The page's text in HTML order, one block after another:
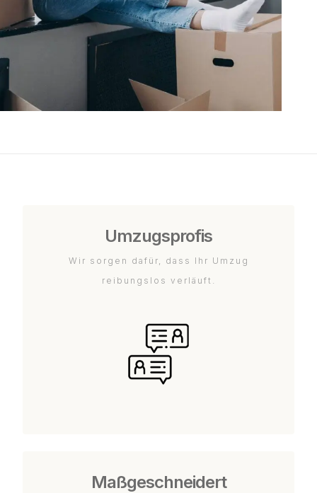
Umzugsprofis
Wir sorgen dafür, dass Ihr Umzug
reibungslos verläuft.
Maßgeschneidert